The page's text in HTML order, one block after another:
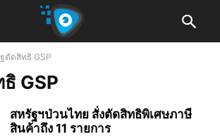
ตัดสิทธิ GSP
GSP
สหรัฐฯป่วนไทย สั่งตัดสิทธิพิเศษภาษี
สินค้าถึง 11 รายการ